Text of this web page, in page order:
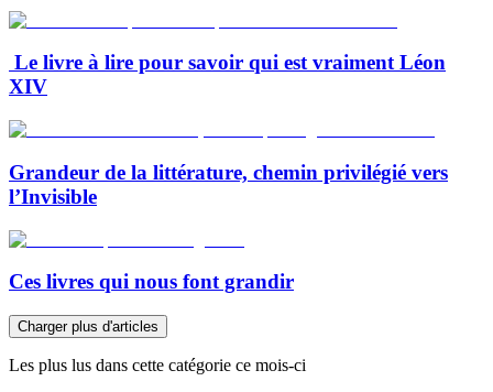
Le livre à lire pour savoir qui est vraiment Léon
XIV
Grandeur de la littérature, chemin privilégié vers
l’Invisible
Ces livres qui nous font grandir
Charger plus d'articles
Les plus lus dans cette catégorie ce mois-ci